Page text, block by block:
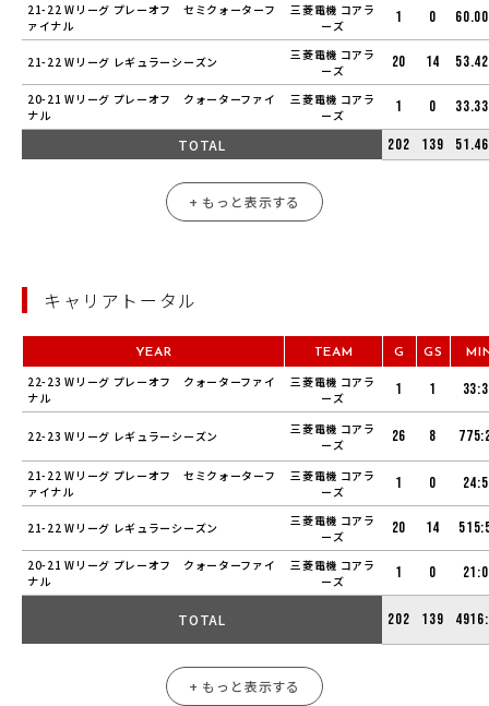
21-22 Wリーグ プレーオフ セミクォーターフ
ァイナル
三菱電機 コアラ
ーズ
1 0 60.00
21-22 Wリーグ レギュラーシーズン
三菱電機 コアラ
ーズ
20 14 53.42
20-21 Wリーグ プレーオフ クォーターファイ
ナル
三菱電機 コアラ
ーズ
1 0 33.33
TOTAL 202 139 51.46
+ もっと表示する
キャリアトータル
YEAR TEAM G GS
22-23 Wリーグ プレーオフ クォーターファイ
ナル
三菱電機 コアラ
ーズ
1 1
22-23 Wリーグ レギュラーシーズン
三菱電機 コアラ
ーズ
26 8
21-22 Wリーグ プレーオフ セミクォーターフ
ァイナル
三菱電機 コアラ
ーズ
1 0
21-22 Wリーグ レギュラーシーズン
三菱電機 コアラ
ーズ
20 14
20-21 Wリーグ プレーオフ クォーターファイ
ナル
三菱電機 コアラ
ーズ
1 0
TOTAL 202 139
+ もっと表示する